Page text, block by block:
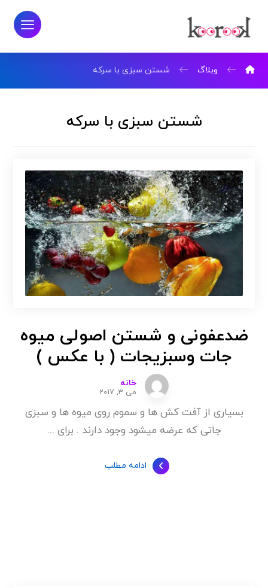
وبلاگ شستن سبزی با سرکه
شستن سبزی با سرکه
ضدعفونی و شستن اصولی میوه
جات وسبزیجات ( با عکس )
خانه
می 3, 2017
بسیاری از آفت کش ها و سموم روی میوه ها و سبزی
جاتی که عرضه میشود وجود دارند . برای ...
ادامه مطلب